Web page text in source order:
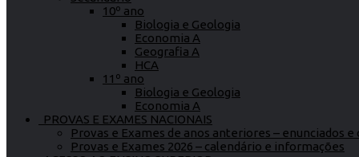
10º ano
Biologia e Geologia
Economia A
Geografia A
HCA
11º ano
Biologia e Geologia
Economia A
PROVAS E EXAMES NACIONAIS
Provas e Exames de anos anteriores – enunciados
Provas e Exames 2026 – calendário e informações